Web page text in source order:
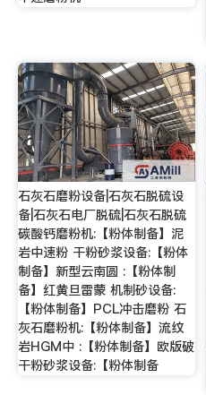
石灰石磨粉设备|石灰石脱硫设
备|石灰石电厂脱硫|石灰石脱硫
碳酸钙磨粉机:【粉体制备】泥
岩中速粉 干粉砂浆设备:【粉体
制备】新型云南圆 :【粉体制
备】红黄旦雷蒙 机制砂设备:
【粉体制备】PCL冲击磨粉 石
灰石磨粉机:【粉体制备】流纹
岩HGM中 :【粉体制备】欧版破
干粉砂浆设备:【粉体制备